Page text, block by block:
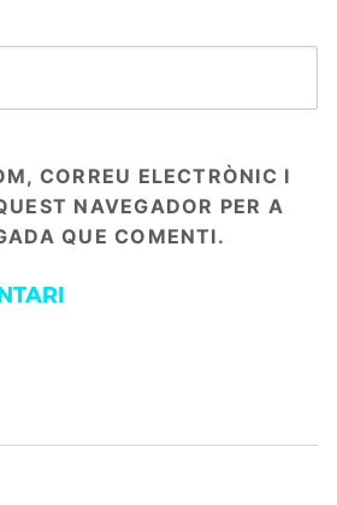
CORREU ELECTRÒNIC I
NAVEGADOR PER A
QUE COMENTI.